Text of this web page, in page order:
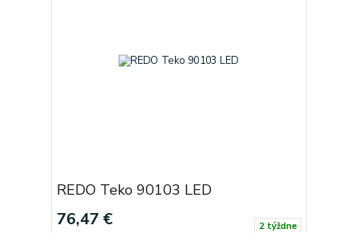
REDO Teko 90103 LED
76,47 € 2 týždne